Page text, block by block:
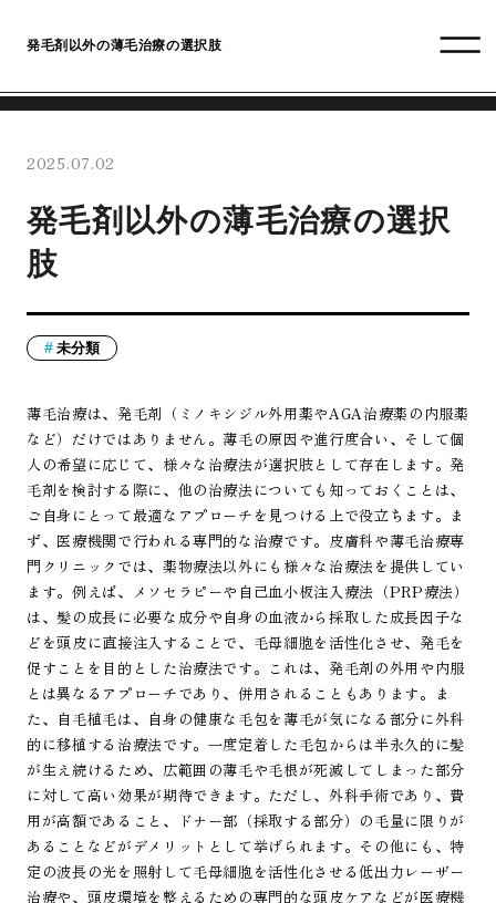
発毛剤以外の薄毛治療の選択肢
2025.07.02
発毛剤以外の薄毛治療の選択
肢
未分類
薄毛治療は、発毛剤（ミノキシジル外用薬やAGA治療薬の内服薬
など）だけではありません。薄毛の原因や進行度合い、そして個
人の希望に応じて、様々な治療法が選択肢として存在します。発
毛剤を検討する際に、他の治療法についても知っておくことは、
ご自身にとって最適なアプローチを見つける上で役立ちます。ま
ず、医療機関で行われる専門的な治療です。皮膚科や薄毛治療専
門クリニックでは、薬物療法以外にも様々な治療法を提供してい
ます。例えば、メソセラピーや自己血小板注入療法（PRP療法）
は、髪の成長に必要な成分や自身の血液から採取した成長因子な
どを頭皮に直接注入することで、毛母細胞を活性化させ、発毛を
促すことを目的とした治療法です。これは、発毛剤の外用や内服
とは異なるアプローチであり、併用されることもあります。ま
た、自毛植毛は、自身の健康な毛包を薄毛が気になる部分に外科
的に移植する治療法です。一度定着した毛包からは半永久的に髪
が生え続けるため、広範囲の薄毛や毛根が死滅してしまった部分
に対して高い効果が期待できます。ただし、外科手術であり、費
用が高額であること、ドナー部（採取する部分）の毛量に限りが
あることなどがデメリットとして挙げられます。その他にも、特
定の波長の光を照射して毛母細胞を活性化させる低出力レーザー
治療や、頭皮環境を整えるための専門的な頭皮ケアなどが医療機